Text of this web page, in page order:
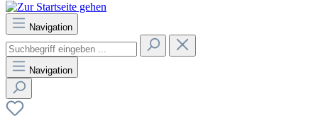
Navigation
Navigation